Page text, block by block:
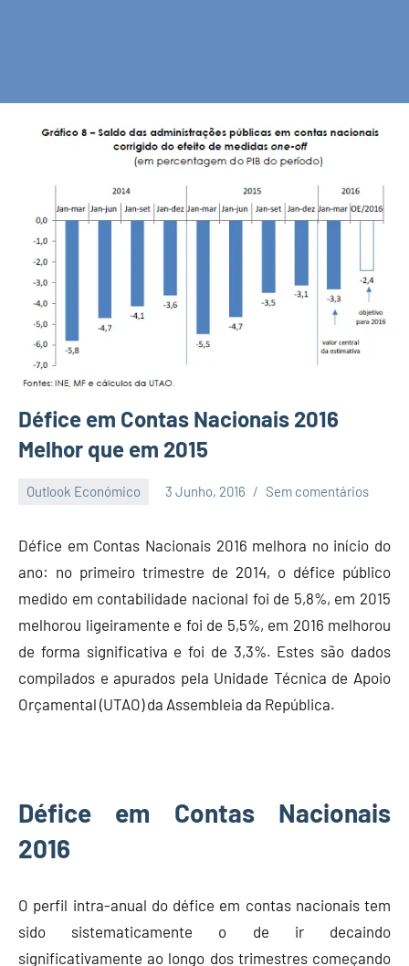
Défice em Contas Nacionais 2016
Melhor que em 2015
Outlook Económico 3 Junho, 2016
Finanças
Sem comentários
Défice em Contas Nacionais 2016 melhora no início do
ano: no primeiro trimestre de 2014, o défice público
medido em contabilidade nacional foi de 5,8%, em 2015
melhorou ligeiramente e foi de 5,5%, em 2016 melhorou
de forma significativa e foi de 3,3%. Estes são dados
compilados e apurados pela Unidade Técnica de Apoio
Orçamental (UTAO) da Assembleia da República.
Défice em Contas Nacionais
2016
O perfil intra-anual do défice em contas nacionais tem
sido sistematicamente o de ir decaindo
significativamente ao longo dos trimestres começando